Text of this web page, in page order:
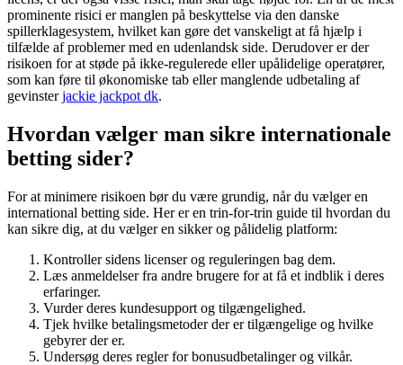
prominente risici er manglen på beskyttelse via den danske
spillerklagesystem, hvilket kan gøre det vanskeligt at få hjælp i
tilfælde af problemer med en udenlandsk side. Derudover er der
risikoen for at støde på ikke-regulerede eller upålidelige operatører,
som kan føre til økonomiske tab eller manglende udbetaling af
gevinsterjackie jackpot dk.
Hvordan vælger man sikre internationale
betting sider?
For at minimere risikoen bør du være grundig, når du vælger en
international betting side. Her er en trin-for-trin guide til hvordan du
kan sikre dig, at du vælger en sikker og pålidelig platform:
Kontroller sidens licenser og reguleringen bag dem.
Læs anmeldelser fra andre brugere for at få et indblik i deres
erfaringer.
Vurder deres kundesupport og tilgængelighed.
Tjek hvilke betalingsmetoder der er tilgængelige og hvilke
gebyrer der er.
Undersøg deres regler for bonusudbetalinger og vilkår.